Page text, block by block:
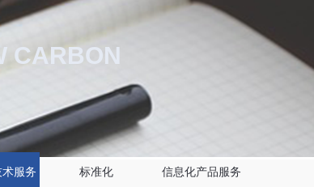
CARBON
服务 标准化 信息化产品服务